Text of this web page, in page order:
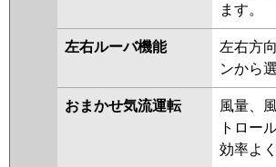
PKZ-ZRMP112KV
ZRMP112KR
RPK-GP112RGH5
GP112RGH4
RPK-AP112GH7
RPK-AP112GH6
GP112RGH1
ます。
左右ルーバ機能
左右方
ンから
おまかせ気流運転
風量、
トロー
効率よ